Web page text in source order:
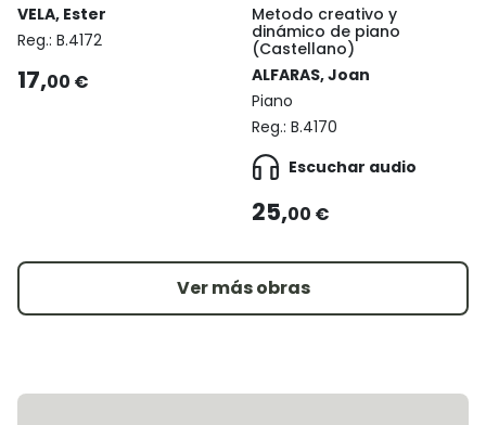
VELA, Ester
Reg.: B.4172
17,00 €
Metodo creativo y
dinámico de piano
(Castellano)
ALFARAS, Joan
Piano
Reg.: B.4170
Escuchar audio
25,00 €
Ver más obras